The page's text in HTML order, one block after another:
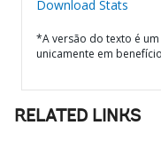
Download Stats
*A versão do texto é
unicamente em
RELATED LINKS